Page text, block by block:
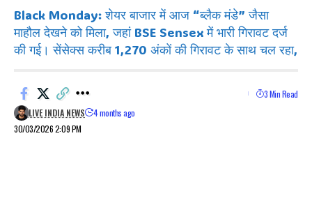
Black Monday: शेयर बाजार में आज “ब्लैक मंडे” जैसा
माहौल देखने को मिला, जहां BSE Sensex में भारी गिरावट दर्ज
की गई। सेंसेक्स करीब 1,270 अंकों की गिरावट के साथ चल रहा,
30/03/2026 2:09 PM
LIVE INDIA NEWS 4 months ago
3 Min Read